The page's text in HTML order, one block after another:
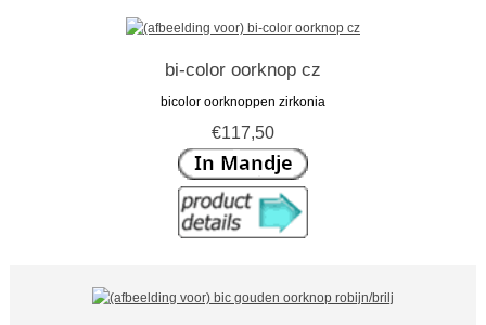
bi-color oorknop cz
bicolor oorknoppen zirkonia
€117,50